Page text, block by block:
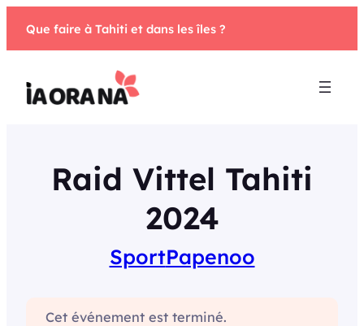
Que faire à Tahiti et dans les îles ?
Raid Vittel Tahiti
2024
SportPapenoo
Cet événement est terminé.